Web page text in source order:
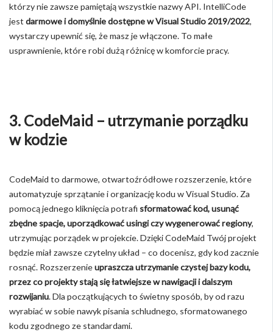
którzy nie zawsze pamiętają wszystkie nazwy API. IntelliCode
jestdarmowe i domyślnie dostępne w Visual Studio 2019/2022,
wystarczy upewnić się, że masz je włączone. To małe
usprawnienie, które robi dużą różnicę w komforcie pracy.
3. CodeMaid – utrzymanie porządku
w kodzie
CodeMaid to darmowe, otwartoźródłowe rozszerzenie, które
automatyzuje sprzątanie i organizację kodu w Visual Studio. Za
pomocą jednego kliknięcia potrafi sformatować kod, usunąć
zbędne spacje, uporządkować usingi czy wygenerować regiony,
utrzymując porządek w projekcie. Dzięki CodeMaid Twój projekt
będzie miał zawsze czytelny układ – co docenisz, gdy kod zacznie
rosnąć. Rozszerzenieupraszcza utrzymanie czystej bazy kodu,
przez co projekty stają się łatwiejsze w nawigacji i dalszym
rozwijaniu. Dla początkujących to świetny sposób, by od razu
wyrabiać w sobie nawyk pisania schludnego, sformatowanego
kodu zgodnego ze standardami.